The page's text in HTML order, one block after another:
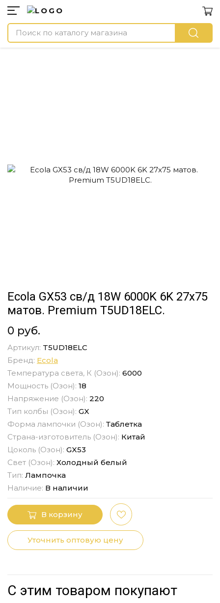
Ecola GX53 св/д 18W 6000K 6K 27x75
матов. Premium T5UD18ELC.
0 руб.
Артикул: T5UD18ELC
Бренд: Ecola
Температура света, К (Озон): 6000
Мощность (Озон): 18
Напряжение (Озон): 220
Тип колбы (Озон): GX
Форма лампочки (Озон): Таблетка
Страна-изготовитель (Озон): Китай
Цоколь (Озон): GX53
Свет (Озон): Холодный белый
Тип: Лампочка
Наличие: В наличии
В корзину
Уточнить оптовую цену
С этим товаром покупают